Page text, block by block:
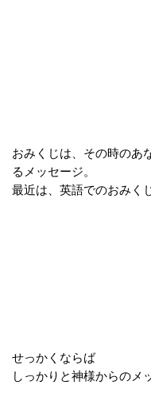
おみくじは、その時のあ
るメッセージ。
最近は、英語でのおみく
せっかくならば
しっかりと神様からのメ